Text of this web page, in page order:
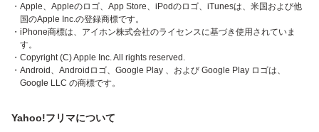
・Apple、Appleのロゴ、App Store、iPodのロゴ、iTunesは、米国および他
国のApple Inc.の登録商標です。
・iPhone商標は、アイホン株式会社のライセンスに基づき使用されていま
す。
・Copyright (C) Apple Inc. All rights reserved.
・Android、Androidロゴ、Google Play 、および Google Play ロゴは、
Google LLC の商標です。
Yahoo!フリマについて